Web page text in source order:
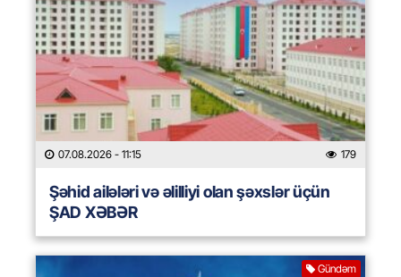
07.08.2026 - 11:15 179
Şəhid ailələri və əlilliyi olan şəxslər üçün
ŞAD XƏBƏR
Gündəm